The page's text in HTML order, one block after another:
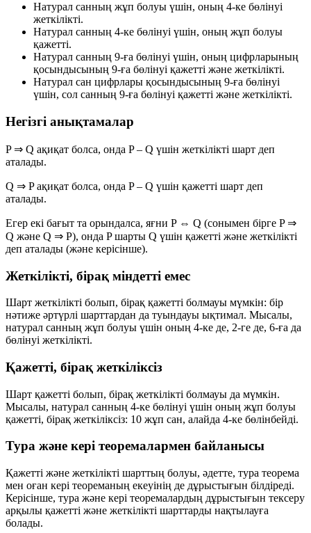
Натурал санның жұп болуы үшін, оның 4-ке бөлінуі
жеткілікті.
Натурал санның 4-ке бөлінуі үшін, оның жұп болуы
қажетті.
Натурал санның 9-ға бөлінуі үшін, оның цифрларының
қосындысының 9-ға бөлінуі қажетті және жеткілікті.
Натурал сан цифрлары қосындысының 9-ға бөлінуі
үшін, сол санның 9-ға бөлінуі қажетті және жеткілікті.
Негізгі анықтамалар
P ⇒ Q ақиқат болса, онда P– Q үшін жеткілікті шарт деп
аталады.
Q ⇒ Pақиқат болса, онда P– Q үшін қажетті шарт деп
аталады.
Егер екі бағыт та орындалса, яғни P ⇔ Q (сонымен бірге P ⇒
Q және Q ⇒ P), онда Pшарты Q үшін қажетті және жеткілікті
деп аталады (және керісінше).
Жеткілікті, бірақ міндетті емес
Шарт жеткілікті болып, бірақ қажетті болмауы мүмкін: бір
нәтиже әртүрлі шарттардан да туындауы ықтимал. Мысалы,
натурал санның жұп болуы үшін оның 4-ке де, 2-ге де, 6-ға да
бөлінуі жеткілікті.
Қажетті, бірақ жеткіліксіз
Шарт қажетті болып, бірақ жеткілікті болмауы да мүмкін.
Мысалы, натурал санның 4-ке бөлінуі үшін оның жұп болуы
қажетті, бірақ жеткіліксіз: 10 жұп сан, алайда 4-ке бөлінбейді.
Тура және кері теоремалармен байланысы
Қажетті және жеткілікті шарттың болуы, әдетте, тура теорема
мен оған кері теореманың екеуінің де дұрыстығын білдіреді.
Керісінше, тура және кері теоремалардың дұрыстығын тексеру
арқылы қажетті және жеткілікті шарттарды нақтылауға
болады.